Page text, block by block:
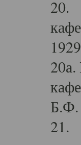
20.
Б.Ф.
21.